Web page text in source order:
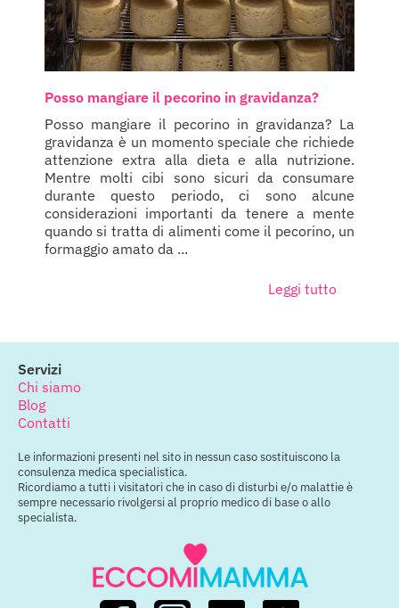
Posso mangiare il pecorino in gravidanza?
Posso mangiare il pecorino in gravidanza? La
gravidanza è un momento speciale che richiede
attenzione extra alla dieta e alla nutrizione.
Mentre molti cibi sono sicuri da consumare
durante questo periodo, ci sono alcune
considerazioni importanti da tenere a mente
quando si tratta di alimenti come il pecorino, un
formaggio amato da ...
Leggi tutto
Servizi
Chi siamo
Blog
Contatti
Le informazioni presenti nel sito in nessun caso sostituiscono la
consulenza medica specialistica.
Ricordiamo a tutti i visitatori che in caso di disturbi e/o malattie è
sempre necessario rivolgersi al proprio medico di base o allo
specialista.